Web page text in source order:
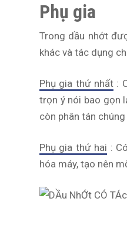
Phụ gia
Trong dầu nhớt
khác và tác dụng
Phụ gia thứ nhất :
trọn ý nói bao gọn
còn phân tán
Phụ gia thứ hai :
hóa máy, tạo nên